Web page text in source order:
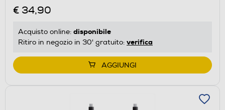
€ 34,90
Acquisto online: disponibile
Ritiro in negozio in 30' gratuito: verifica
AGGIUNGI